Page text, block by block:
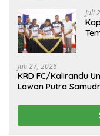
Juli
Juli 27, 2026
KRD FC/Kalirandu
Lawan Putra